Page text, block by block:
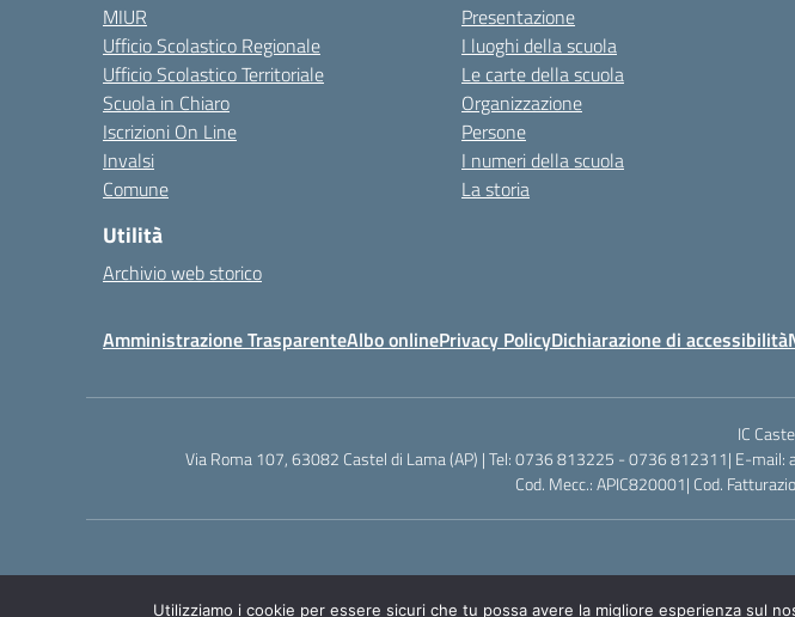
MIUR
Ufficio Scolastico Regionale
Ufficio Scolastico Territoriale
Scuola in Chiaro
Iscrizioni On Line
Invalsi
Comune
Utilità
Archivio web storico
Presentazione
I luoghi della scuola
Le carte della scuola
Organizzazione
Persone
I numeri della scuola
La storia
Amministrazione TrasparenteAlbo onlinePrivacy PolicyDichiarazione di accessibilità
IC
Via Roma 107, 63082 Castel di Lama (AP) | Tel: 0736 813225 - 0736 812311| E-
Cod. Mecc.: APIC820001| Cod.
Utilizziamo i cookie per essere sicuri che tu possa avere la migliore esperienza sul